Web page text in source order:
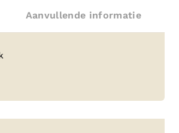
Aanvullende informatie